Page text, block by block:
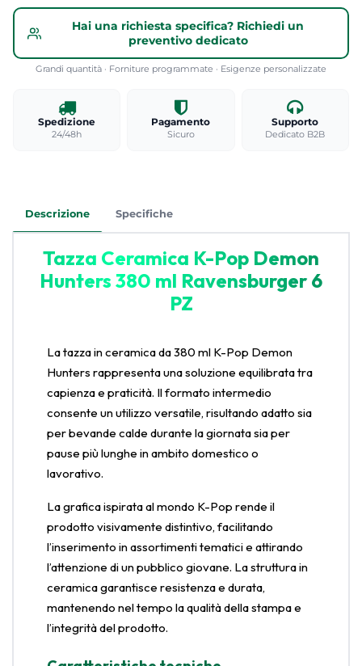
Hai una richiesta specifica? Richiedi un
preventivo dedicato
Grandi quantità · Forniture programmate · Esigenze personalizzate
Spedizione
24/48h
Pagamento
Sicuro
Supporto
Dedicato B2B
Descrizione Specifiche
Tazza Ceramica K-Pop Demon
Hunters 380 ml Ravensburger 6
PZ
La tazza in ceramica da 380 ml K-Pop Demon
Hunters rappresenta una soluzione equilibrata tra
capienza e praticità. Il formato intermedio
consente un utilizzo versatile, risultando adatto sia
per bevande calde durante la giornata sia per
pause più lunghe in ambito domestico o
lavorativo.
La grafica ispirata al mondo K-Pop rende il
prodotto visivamente distintivo, facilitando
l’inserimento in assortimenti tematici e attirando
l’attenzione di un pubblico giovane. La struttura in
ceramica garantisce resistenza e durata,
mantenendo nel tempo la qualità della stampa e
l’integrità del prodotto.